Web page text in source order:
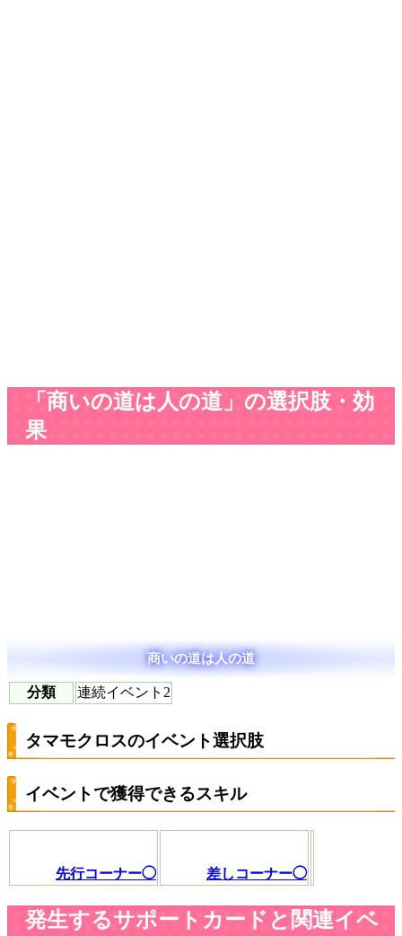
「商いの道は人の道」の選択肢・効
果
商いの道は人の道
分類 連続イベント2
タマモクロスのイベント選択肢
イベントで獲得できるスキル
先行コーナー◯ 差しコーナー◯
発生するサポートカードと関連イベ